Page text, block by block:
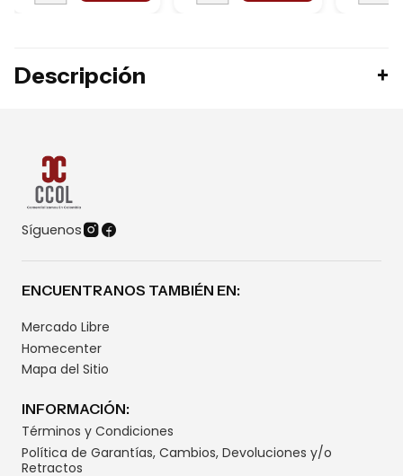
Descripción
Síguenos
ENCUENTRANOS TAMBIÉN EN:
Mercado Libre
Homecenter
Mapa del Sitio
INFORMACIÓN:
Términos y Condiciones
Política de Garantías, Cambios, Devoluciones y/o
Retractos